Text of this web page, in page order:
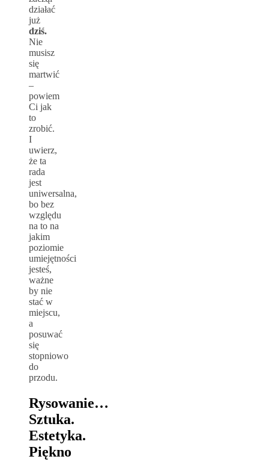
działać
już
dziś.
Nie
musisz
się
martwić
–
powiem
Ci jak
to
zrobić.
I
uwierz,
że ta
rada
jest
uniwersalna,
bo bez
względu
na to na
jakim
poziomie
umiejętności
jesteś,
ważne
by nie
stać w
miejscu,
a
posuwać
się
stopniowo
do
przodu.
Rysowanie…
Sztuka.
Estetyka.
Piękno